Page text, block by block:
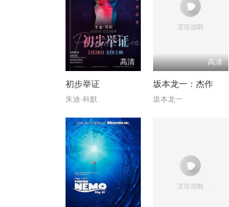
高清
初步举证
朱迪·科默
高清
坂本龙一：杰作
坂本龙一